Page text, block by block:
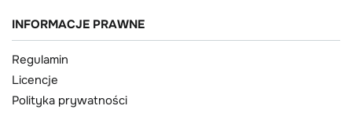
INFORMACJE PRAWNE
Regulamin
Licencje
Polityka prywatności